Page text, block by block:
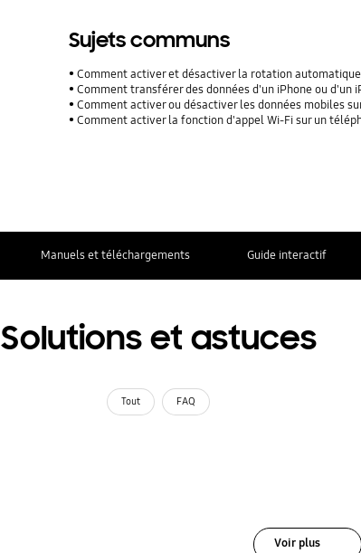
Sujets communs
Comment activer et désactiver la rotation
Comment transférer des données d'un iPhone ou d'un
Comment activer ou désactiver les données mobiles
Comment activer la fonction d'appel Wi-Fi sur un
Manuels et téléchargements Guide interactif
Solutions et astuces
Tout FAQ
Voir plus